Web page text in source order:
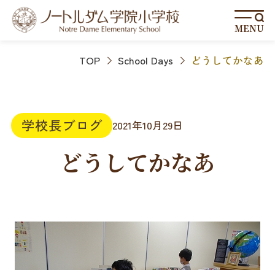
MENU
TOP School Days どうしてかなあ
学校長ブログ 2021年10月29日
どうしてかなあ